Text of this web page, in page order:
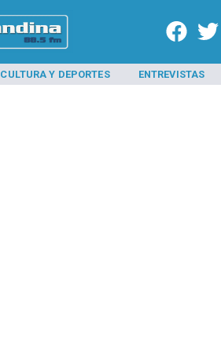
CULTURA Y DEPORTES ENTREVISTAS